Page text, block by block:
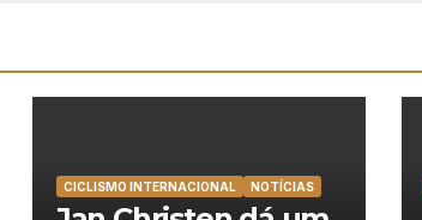
CICLISMO INTERNACIONAL NOTÍCIAS